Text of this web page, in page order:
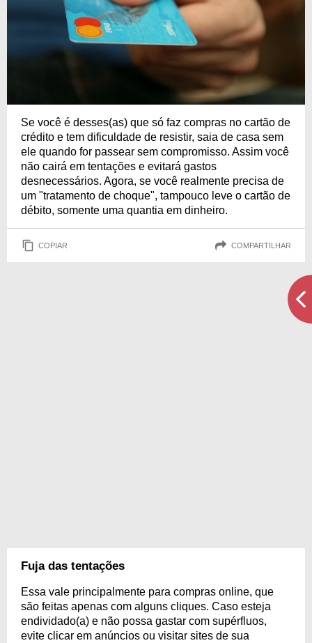
Se você é desses(as) que só faz compras no cartão de
crédito e tem dificuldade de resistir, saia de casa sem
ele quando for passear sem compromisso. Assim você
não cairá em tentações e evitará gastos
desnecessários. Agora, se você realmente precisa de
um "tratamento de choque", tampouco leve o cartão de
débito, somente uma quantia em dinheiro.
COPIAR COMPARTILHAR
Fuja das tentações
Essa vale principalmente para compras online, que
são feitas apenas com alguns cliques. Caso esteja
endividado(a) e não possa gastar com supérfluos,
evite clicar em anúncios ou visitar sites de sua